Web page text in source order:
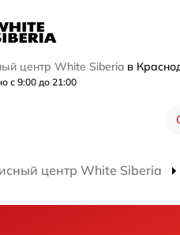
центр White Siberia в
с 9:00 до 21:00
центр White Siberia